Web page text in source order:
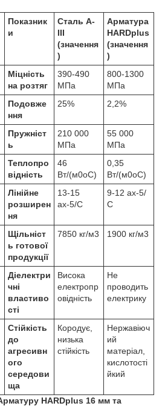
Показник
и
Сталь А-
III
(значення
)
Арматура
HARDplus
(значення
)
Міцність
на розтяг
390-490
МПа
800-1300
МПа
Подовже
ння
25% 2,2%
Пружніст
ь
210 000
МПа
55 000
МПа
Теплопро
відність
46
Вт/(м0оС)
0,35
Вт/(м0оС)
Лінійне
розширен
ня
13-15
ах-5/С
9-12 ах-5/
С
Щільніст
ь готової
продукції
7850 кг/м3 1900 кг/м3
Діелектри
чні
властиво
сті
Висока
електропр
овідність
Не
проводить
електрику
Стійкість
до
агресивн
ого
середови
ща
Кородує,
низька
стійкість
Нержавіюч
ий
матеріал,
кислотості
йкий
HARDplus 16 мм та